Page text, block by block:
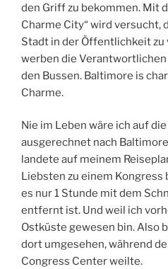
den Griff zu bekommen. Mit
Charme City“ wird versucht,
Stadt in der Öffentlichkeit zu
werben die
den Bussen. Baltimore is
Charme.
Nie im Leben wäre ich auf
ausgerechnet nach
landete auf meinem
Liebsten zu einem Kongress
es nur 1 Stunde mit dem
entfernt ist. Und weil ich
Ostküste gewesen bin. Also
dort umgesehen, während
Congress Center weilte.